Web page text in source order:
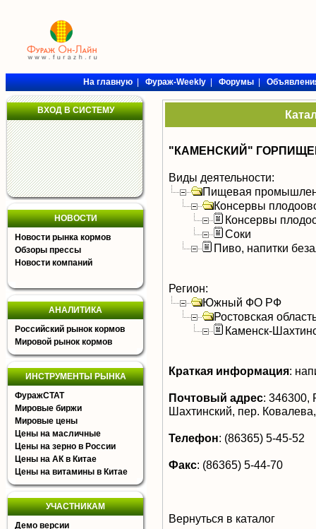
На главную|Фураж-Weekly|Форумы|
ВХОД В СИСТЕМУ
НОВОСТИ
Новости рынка кормов
Обзоры прессы
Новости компаний
АНАЛИТИКА
Российский рынок кормов
Мировой рынок кормов
ИНСТРУМЕНТЫ РЫНКА
ФуражСТАТ
Мировые биржи
Мировые цены
Цены на масличные
Цены на зерно в России
Цены на АК в Китае
Цены на витамины в Китае
УЧАСТНИКАМ
Демо версии
"КАМЕНСКИЙ"
Виды деятельности:
Пищевая
Консервы
Консервы
Соки
Пиво, напитки
Регион:
Южный ФО РФ
Ростовская
Каменск-
Краткая информация:
Почтовый адрес: 346300,
Шахтинский, пер.
Телефон: (86365) 5-45-52
Факс: (86365) 5-44-70
Вернуться в каталог